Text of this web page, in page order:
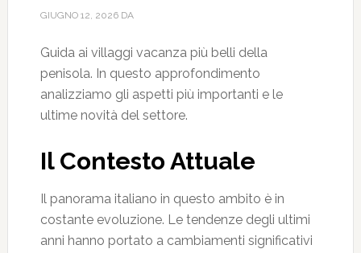
GIUGNO 12, 2026DA
Guida ai villaggi vacanza più belli della
penisola. In questo approfondimento
analizziamo gli aspetti più importanti e le
ultime novità del settore.
Il Contesto Attuale
Il panorama italiano in questo ambito è in
costante evoluzione. Le tendenze degli ultimi
anni hanno portato a cambiamenti significativi